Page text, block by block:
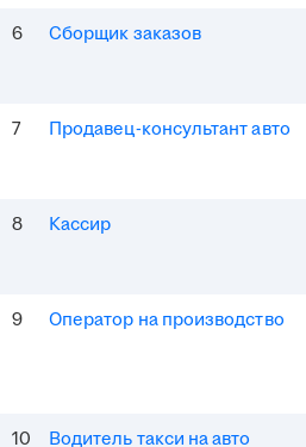
6 Сборщик заказов
7 Продавец-консультант авто
8 Кассир
9 Оператор на производство
10
Водитель такси на авто